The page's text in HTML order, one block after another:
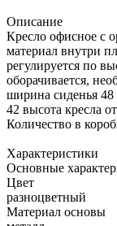
Описание
Кресло офисное с
материал внутри
регулируется по
оборачивается,
ширина сиденья 48
42 высота кресла
Количество в
Характеристики
Основные
Цвет
разноцветный
Материал основы